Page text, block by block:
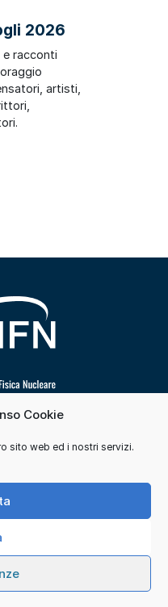
Cookie
sito web ed i nostri servizi.
2026
racconti
artisti,
Privacy
Nucleare. Tutti i